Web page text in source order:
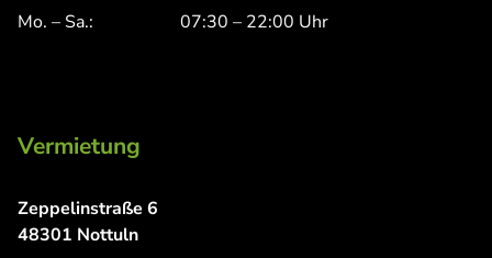
Mo. – Sa.: 07:30 – 22:00 Uhr
Vermietung
Zeppelinstraße 6
48301 Nottuln